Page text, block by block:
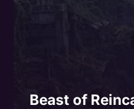
Beast of